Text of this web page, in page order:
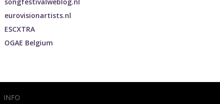
eurovisionartists.nl
ESCXTRA
OGAE Belgium
INFO